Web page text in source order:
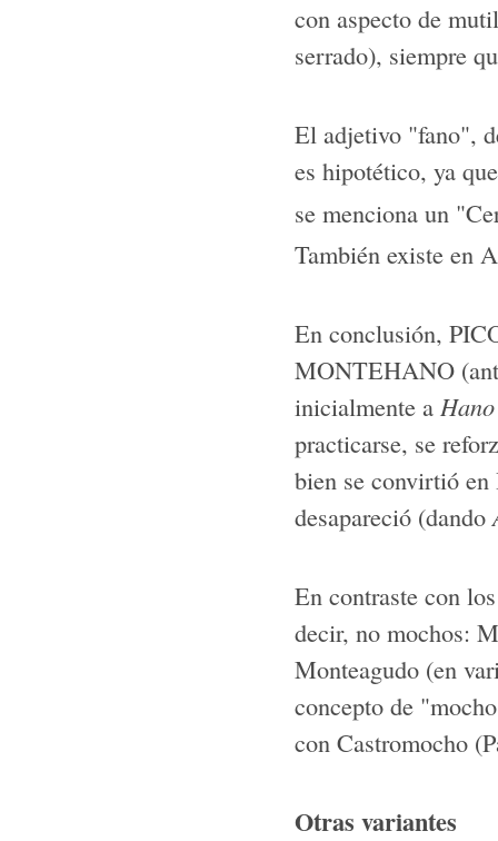
con aspecto de
serrado), siempre
El adjetivo "fano",
es hipotético, ya
se menciona un
También existe en
En conclusión,
MONTEHANO
inicialmente a Hano
practicarse, se
bien se convirtió
desapareció (dando
En contraste con
decir, no mochos:
Monteagudo (en
concepto de
con Castromocho
Otras variantes